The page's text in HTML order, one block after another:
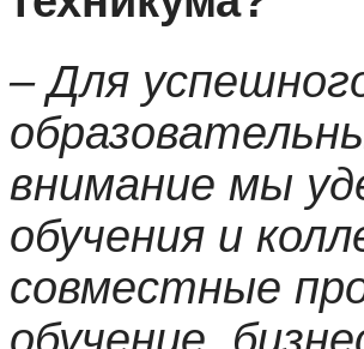
– Для
внимание мы
обучения и
совместные